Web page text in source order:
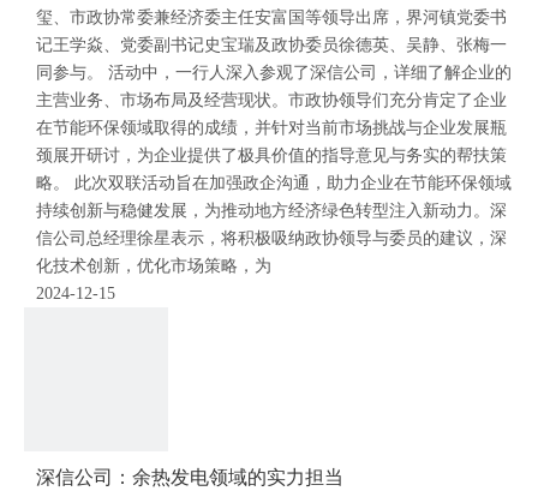
玺、市政协常委兼经济委主任安富国等领导出席，界河镇党委书
记王学焱、党委副书记史宝瑞及政协委员徐德英、吴静、张梅一
同参与。 活动中，一行人深入参观了深信公司，详细了解企业的
主营业务、市场布局及经营现状。市政协领导们充分肯定了企业
在节能环保领域取得的成绩，并针对当前市场挑战与企业发展瓶
颈展开研讨，为企业提供了极具价值的指导意见与务实的帮扶策
略。 此次双联活动旨在加强政企沟通，助力企业在节能环保领域
持续创新与稳健发展，为推动地方经济绿色转型注入新动力。深
信公司总经理徐星表示，将积极吸纳政协领导与委员的建议，深
化技术创新，优化市场策略，为
2024-12-15
深信公司：余热发电领域的实力担当